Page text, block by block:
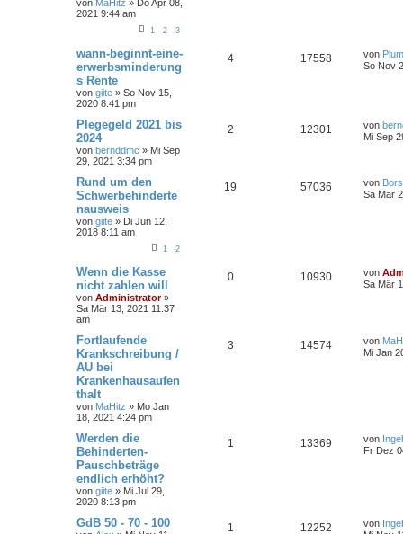
von MaHitz » Do Apr 08,
2021 9:44 am
1 2 3
wann-beginnt-eine-
erwerbsminderung
s Rente
von giite » So Nov 15,
2020 8:41 pm
4 17558 von
So Nov
Plegegeld 2021 bis
2024
von bernddmc » Mi Sep
29, 2021 3:34 pm
2 12301 von
Mi Sep
Rund um den
Schwerbehinderte
nausweis
von giite » Di Jun 12,
2018 8:11 am
1 2
19 57036 von
Sa Mär
Wenn die Kasse
nicht zahlen will
von Administrator»
Sa Mär 13, 2021 11:37
am
0 10930 von
Sa Mär
Fortlaufende
Krankschreibung /
AU bei
Krankenhausaufen
thalt
von MaHitz » Mo Jan
18, 2021 4:24 pm
3 14574 von
Mi Jan
Werden die
Behinderten-
Pauschbeträge
endlich erhöht?
von giite » Mi Jul 29,
2020 8:13 pm
1 13369 von
Fr Dez
GdB 50 - 70 - 100 1 12252 von